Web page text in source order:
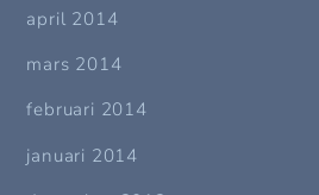
april 2014
mars 2014
februari 2014
januari 2014